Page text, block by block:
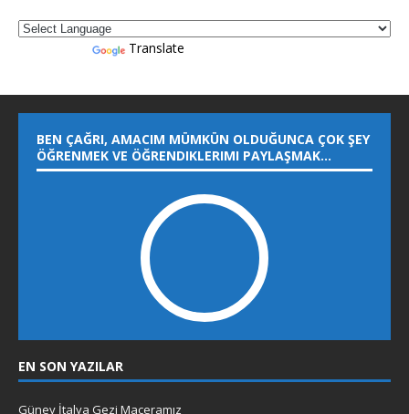
Translate
BEN ÇAĞRI, AMACIM MÜMKÜN OLDUĞUNCA ÇOK ŞEY
ÖĞRENMEK VE ÖĞRENDIKLERIMI PAYLAŞMAK…
EN SON YAZILAR
Güney İtalya Gezi Maceramız